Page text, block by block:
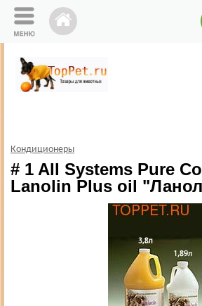
Кондиционеры
# 1 All Systems Pure
Lanolin Plus oil